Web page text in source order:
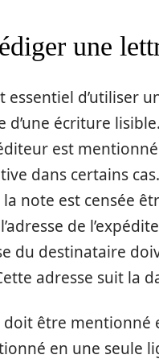
une
essentiel
d’une écriture lisible.
est
dans certains cas.
la note est censée
de
du destinataire
adresse suit la
doit être mentionné
en une seule